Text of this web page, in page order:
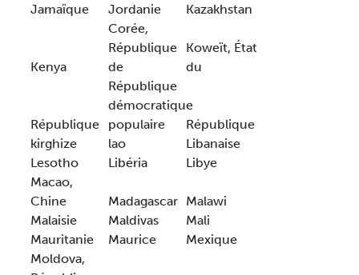
Jamaïque
Jordanie Kazakhstan
Kenya
Corée,
République
de
Koweït, État
du
République
kirghize
République
démocratique
populaire
lao
République
Libanaise
Lesotho
Libéria
Libye
Macao,
Chine
Madagascar Malawi
Malaisie
Maldivas
Mali
Mauritanie
Maurice
Mexique
Moldova,